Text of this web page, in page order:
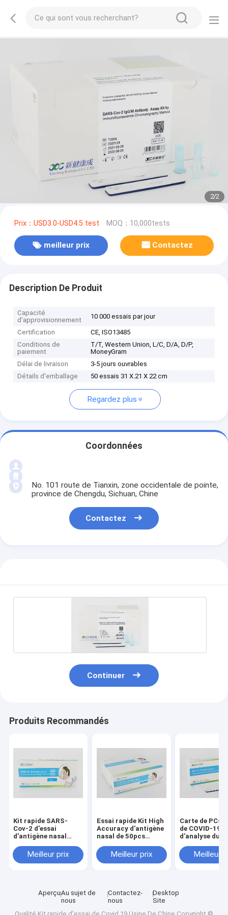
2/2
Prix：USD3.0-USD4.5 test MOQ：10,000tests
meilleur prix Contactez
Description De Produit
Capacité
d'approvisionnement
10 000 essais par jour
Certification
CE, ISO13485
Conditions de
paiement
T/T, Western Union, L/C, D/A, D/P,
MoneyGram
Délai de livraison
3-5 jours ouvrables
Détails d'emballage
50 essais 31 X.21 X 22 cm
Regardez plus
Coordonnées
No. 101 route de Tianxin, zone occidentale de pointe,
province de Chengdu, Sichuan, Chine
Contactez
Continuer
Produits Recommandés
Kit rapide SARS-
Cov-2 d'essai
d'antigène nasal
d'autotest de COVID
19 pour l'usage de
Meilleur prix
Essai rapide Kit High
Accuracy d'antigène
nasal de 50pcs
Meilleur prix
Carte de PCs/
de COVID-19
d'analyse du
COV-2, 5 ou
AG
Meilleur
AperçuAu sujet de
nous
Contactez-
nous
Desktop
Site